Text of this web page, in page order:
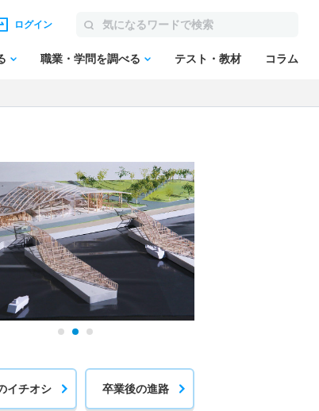
ログイン
職業・学問を調べる テスト・教材 コラム
イチオシ 卒業後の進路